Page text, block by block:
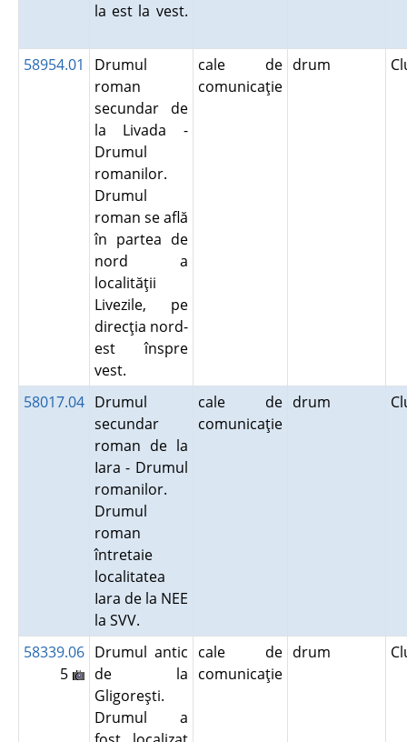
la est la vest.
58954.01
Drumul
roman
secundar de
la Livada -
Drumul
romanilor.
Drumul
roman se află
în partea de
nord a
localităţii
Livezile, pe
direcţia nord-
est înspre
vest.
cale de
comunicaţie
drum
58017.04 Drumul
secundar
roman de la
Iara - Drumul
romanilor.
Drumul
roman
întretaie
localitatea
Iara de la NEE
la SVV.
cale de
comunicaţie
drum
58339.06
5
Drumul antic
de la
Gligoreşti.
Drumul a
cale de
comunicaţie
drum